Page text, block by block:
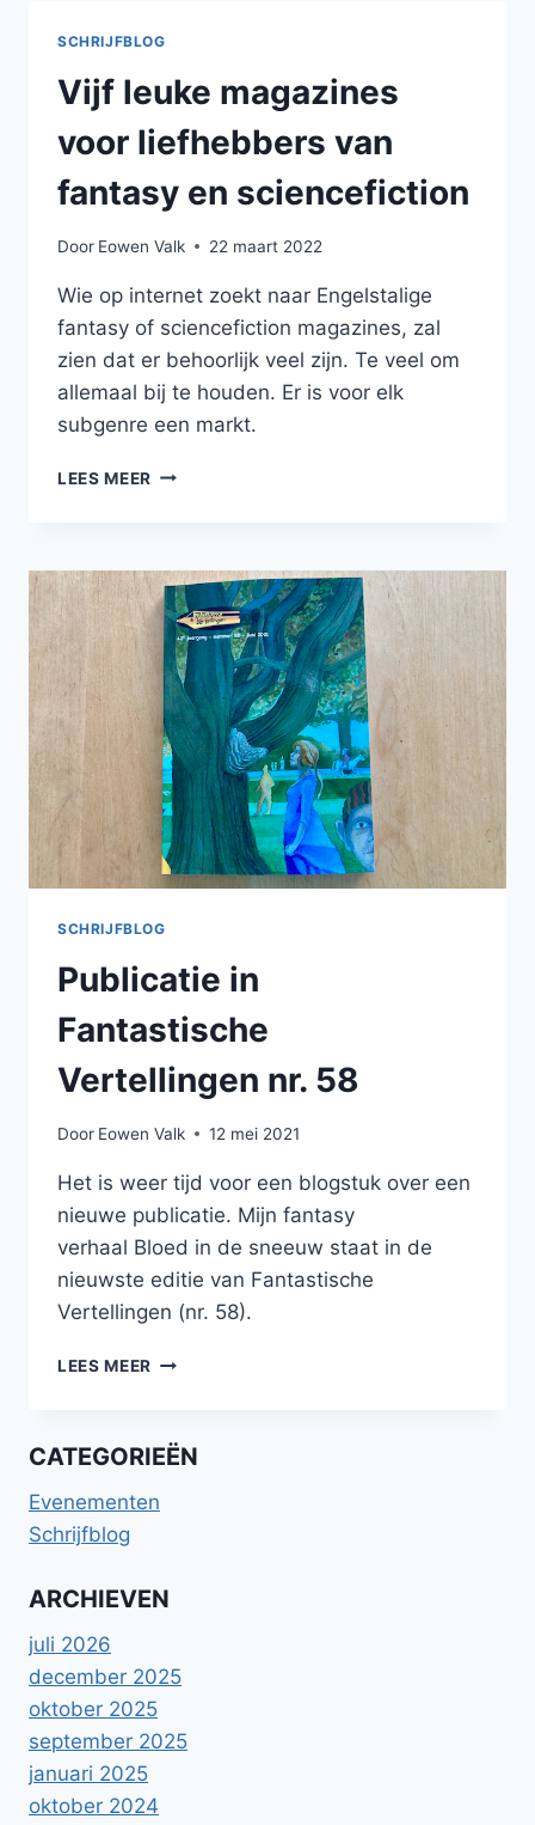
SCHRIJFBLOG
Vijf leuke magazines
voor liefhebbers van
fantasy en sciencefiction
Door Eowen Valk 22 maart 2022
Wie op internet zoekt naar Engelstalige
fantasy of sciencefiction magazines, zal
zien dat er behoorlijk veel zijn. Te veel om
allemaal bij te houden. Er is voor elk
subgenre een markt.
LEES MEER VIJF
LIEFHEBBERS
VAN
FANTASY
EN
SCIENCEFICTION
SCHRIJFBLOG
Publicatie in
Fantastische
Vertellingen nr. 58
Door Eowen Valk 12 mei 2021
Het is weer tijd voor een blogstuk over een
nieuwe publicatie. Mijn fantasy
verhaal Bloed in de sneeuw staat in de
nieuwste editie van Fantastische
Vertellingen (nr. 58).
LEES MEER PUBLICATIE
NR.
CATEGORIEËN
Evenementen
Schrijfblog
ARCHIEVEN
juli 2026
december 2025
oktober 2025
september 2025
januari 2025
oktober 2024